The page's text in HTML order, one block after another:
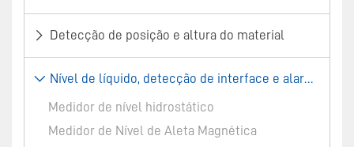
Detecção de posição e altura do material
Nível de líquido, detecção de interface e alarme
Medidor de nível hidrostático
Medidor de Nível de Aleta Magnética